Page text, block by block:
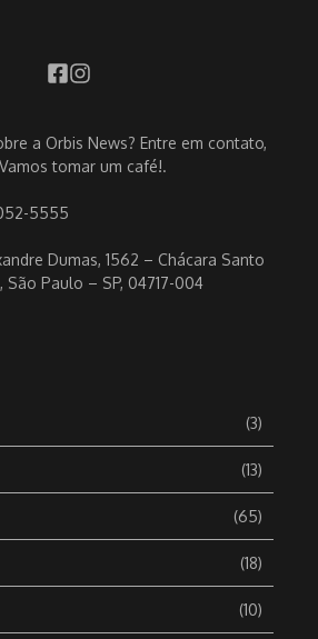
a Orbis News? Entre em contato,
tomar um café!.
5555
Dumas, 1562 – Chácara Santo
Paulo – SP, 04717-004
(3)
(13)
(65)
(18)
(10)